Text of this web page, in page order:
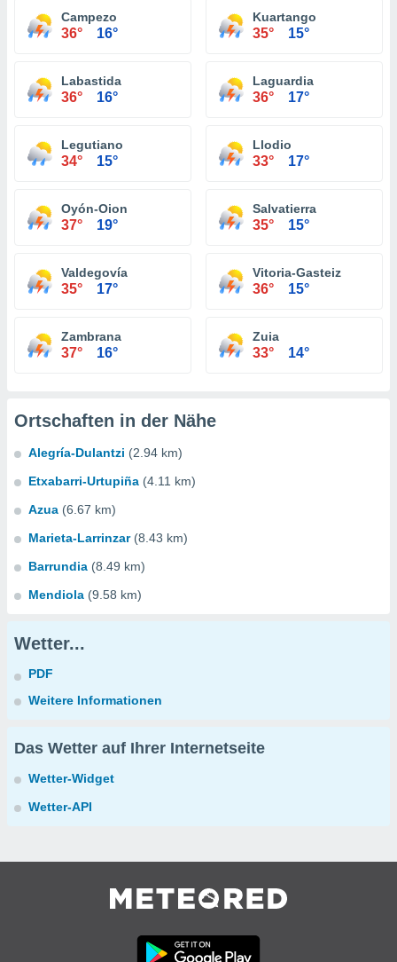
Campezo
36° 16°
Kuartango
35° 15°
Labastida
36° 16°
Laguardia
36° 17°
Legutiano
34° 15°
Llodio
33° 17°
Oyón-Oion
37° 19°
Salvatierra
35° 15°
Valdegovía
35° 17°
Vitoria-Gasteiz
36° 15°
Zambrana
37° 16°
Zuia
33° 14°
Ortschaften in der Nähe
Alegría-Dulantzi (2.94 km)
Etxabarri-Urtupiña (4.11 km)
Azua (6.67 km)
Marieta-Larrinzar (8.43 km)
Barrundia (8.49 km)
Mendiola (9.58 km)
Wetter...
PDF
Weitere Informationen
Das Wetter auf Ihrer Internetseite
Wetter-Widget
Wetter-API